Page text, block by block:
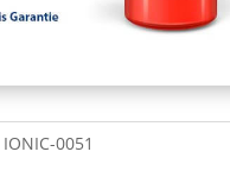
IONIC-0051